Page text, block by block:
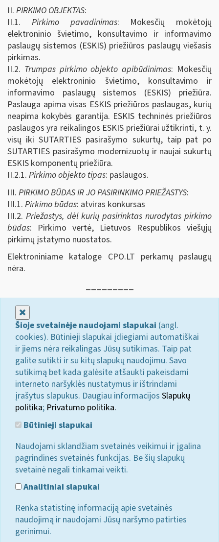
II. PIRKIMO OBJEKTAS:
II.1. Pirkimo pavadinimas: Mokesčių mokėtojų
elektroninio švietimo, konsultavimo ir informavimo
paslaugų sistemos (ESKIS) priežiūros paslaugų viešasis
pirkimas.
II.2. Trumpas pirkimo objekto apibūdinimas: Mokesčių
mokėtojų elektroninio švietimo, konsultavimo ir
informavimo paslaugų sistemos (ESKIS) priežiūra.
Paslauga apima visas ESKIS priežiūros paslaugas, kurių
neapima kokybės garantija. ESKIS techninės priežiūros
paslaugos yra reikalingos ESKIS priežiūrai užtikrinti, t. y.
visų iki SUTARTIES pasirašymo sukurtų, taip pat po
SUTARTIES pasirašymo modernizuotų ir naujai sukurtų
ESKIS komponentų priežiūra.
II.2.1. Pirkimo objekto tipas: paslaugos.
III. PIRKIMO BŪDAS IR JO PASIRINKIMO PRIEŽASTYS:
III.1. Pirkimo būdas: atviras konkursas
III.2. Priežastys, dėl kurių pasirinktas nurodytas pirkimo
būdas: Pirkimo vertė, Lietuvos Respublikos viešųjų
pirkimų įstatymo nuostatos.
Elektroniniame kataloge CPO.LT perkamų paslaugų
nėra.
Šioje svetainėje naudojami slapukai (angl.
cookies). Būtinieji slapukai įdiegiami automatiškai
ir jiems nėra reikalingas Jūsų sutikimas. Taip pat
galite sutikti ir su kitų slapukų naudojimu. Savo
sutikimą bet kada galėsite atšaukti pakeisdami
interneto naršyklės nustatymus ir ištrindami
įrašytus slapukus. Daugiau informacijos Slapukų
politika; Privatumo politika.
Būtinieji slapukai
Naudojami sklandžiam svetainės veikimui ir įgalina
pagrindines svetainės funkcijas. Be šių slapukų
svetainė negali tinkamai veikti.
Analitiniai slapukai
Renka statistinę informaciją apie svetainės
naudojimą ir naudojami Jūsų naršymo patirties
gerinimui.